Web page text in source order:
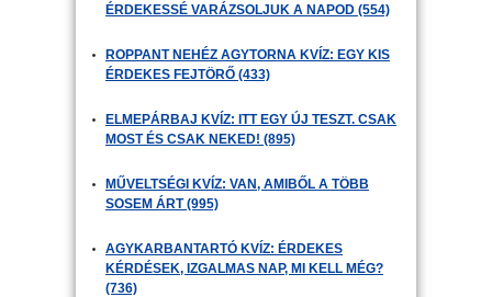
ÉRDEKESSÉ VARÁZSOLJUK A NAPOD (554)
ROPPANT NEHÉZ AGYTORNA KVÍZ: EGY KIS
ÉRDEKES FEJTÖRŐ (433)
ELMEPÁRBAJ KVÍZ: ITT EGY ÚJ TESZT. CSAK
MOST ÉS CSAK NEKED! (895)
MŰVELTSÉGI KVÍZ: VAN, AMIBŐL A TÖBB
SOSEM ÁRT (995)
AGYKARBANTARTÓ KVÍZ: ÉRDEKES
KÉRDÉSEK, IZGALMAS NAP, MI KELL MÉG?
(736)